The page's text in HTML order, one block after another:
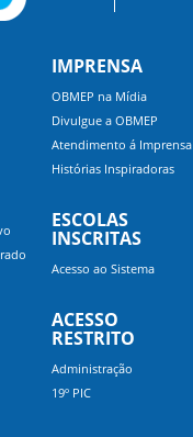
IMPRENSA
OBMEP na Mídia
Divulgue a OBMEP
Atendimento á Imprensa
Histórias Inspiradoras
ESCOLAS
INSCRITAS
Acesso ao Sistema
ACESSO
RESTRITO
Administração
19º PIC